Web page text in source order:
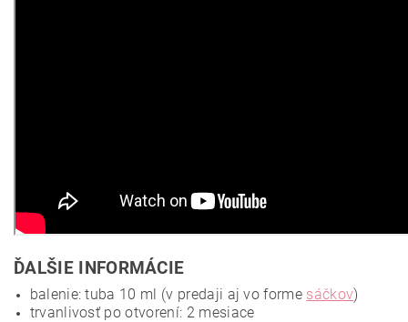
ĎALŠIE INFORMÁCIE
balenie: tuba 10 ml (v predaji aj vo forme sáčkov)
trvanlivosť po otvorení: 2 mesiace